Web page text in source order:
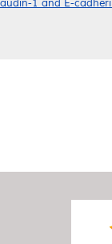
1 and E-